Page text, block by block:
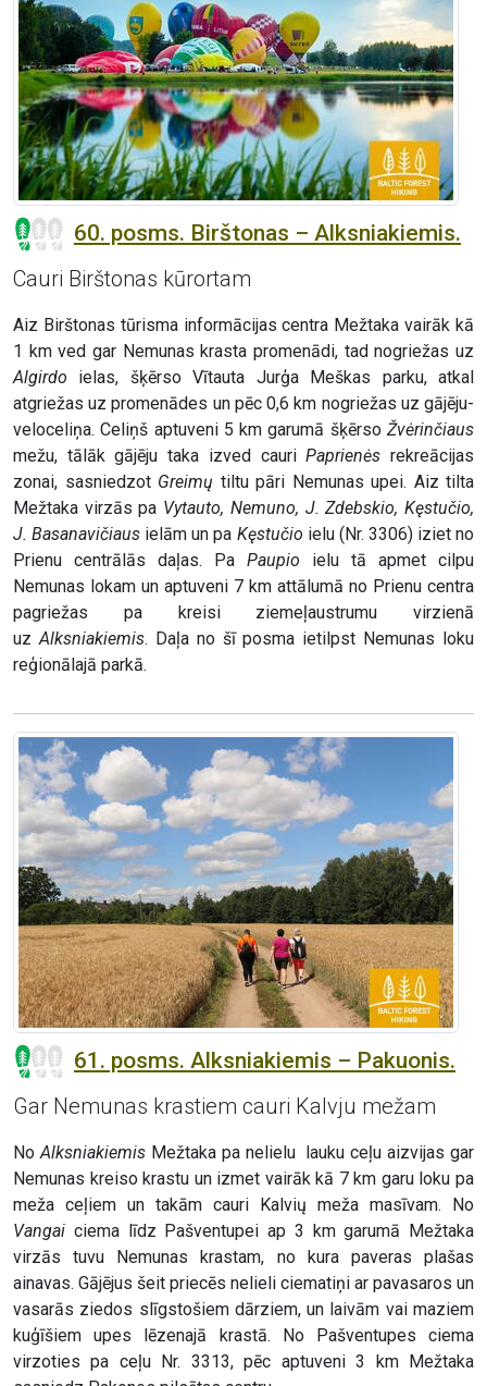
60. posms. Birštonas – Alksniakiemis.
Cauri Birštonas kūrortam
Aiz Birštonas tūrisma informācijas centra Mežtaka vairāk kā
1 km ved gar Nemunas krasta promenādi, tad nogriežas uz
Algirdo ielas, šķērso Vītauta Jurģa Meškas parku, atkal
atgriežas uz promenādes un pēc 0,6 km nogriežas uz gājēju-
veloceliņa. Celiņš aptuveni 5 km garumā šķērso Žvėrinčiaus
mežu, tālāk gājēju taka izved cauriPaprienėsrekreācijas
zonai, sasniedzot Greimų tiltu pāri Nemunas upei. Aiz tilta
Mežtaka virzās pa Vytauto, Nemuno, J. Zdebskio, Kęstučio,
J. Basanavičiaus ielām un pa Kęstučio ielu (Nr. 3306) iziet no
Prienu centrālās daļas. Pa Paupio ielu tā apmet cilpu
Nemunas lokam un aptuveni 7 km attālumā no Prienu centra
pagriežas pa kreisi ziemeļaustrumu virzienā
uzAlksniakiemis. Daļa no šī posma ietilpst Nemunas loku
reģionālajā parkā.
61. posms. Alksniakiemis – Pakuonis.
Gar Nemunas krastiem cauri Kalvju mežam
NoAlksniakiemisMežtaka pa nelielu lauku ceļu aizvijas gar
Nemunas kreiso krastu un izmet vairāk kā 7 km garu loku pa
meža ceļiem un takām cauri Kalvių meža masīvam. No
Vangai ciema līdz Pašventupei ap 3 km garumā Mežtaka
virzās tuvu Nemunas krastam, no kura paveras plašas
ainavas. Gājējus šeit priecēs nelieli ciematiņi ar pavasaros un
vasarās ziedos slīgstošiem dārziem, un laivām vai maziem
kuģīšiem upes lēzenajā krastā. No Pašventupes ciema
virzoties pa ceļu Nr. 3313, pēc aptuveni 3 km Mežtaka